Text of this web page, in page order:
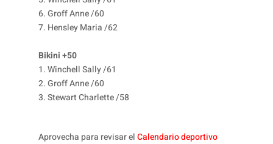
6. Groff Anne /60
7. Hensley Maria /62
Bikini +50
1. Winchell Sally /61
2. Groff Anne /60
3. Stewart Charlette /58
Aprovecha para revisar elCalendario deportivo